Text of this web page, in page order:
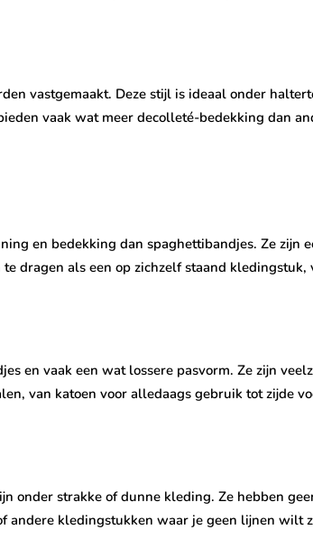
vastgemaakt. Deze stijl is ideaal onder
vaak wat meer decolleté-bedekking dan
en bedekking dan spaghettibandjes. Ze zijn
dragen als een op zichzelf staand kledingstuk,
en vaak een wat lossere pasvorm. Ze zijn
van katoen voor alledaags gebruik tot zijde
onder strakke of dunne kleding. Ze hebben
andere kledingstukken waar je geen lijnen wilt